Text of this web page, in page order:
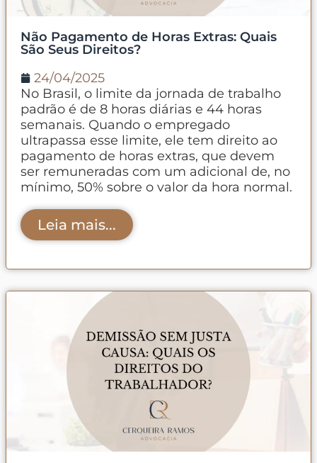
Não Pagamento de Horas Extras: Quais
São Seus Direitos?
24/04/2025
No Brasil, o limite da jornada de trabalho
padrão é de 8 horas diárias e 44 horas
semanais. Quando o empregado
ultrapassa esse limite, ele tem direito ao
pagamento de horas extras, que devem
ser remuneradas com um adicional de, no
mínimo, 50% sobre o valor da hora normal.
Leia mais...